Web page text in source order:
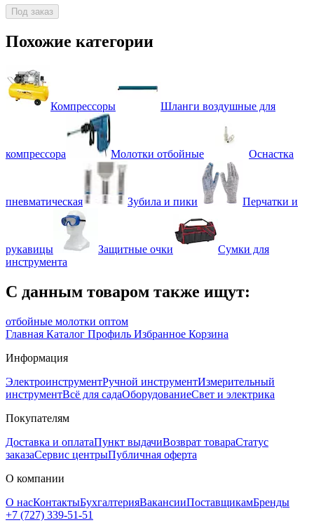
Под заказ
Похожие категории
Компрессоры Шланги воздушные для
компрессора Молотки отбойные Оснастка
пневматическая Зубила и пики Перчатки и
рукавицы Защитные очки
Сумки для
инструмента
С данным товаром также ищут:
отбойные молотки оптом
Главная Каталог Профиль Избранное Корзина
Информация
ЭлектроинструментРучной инструментИзмерительный
инструментВсё для садаОборудованиеСвет и электрика
Покупателям
Доставка и оплатаПункт выдачиВозврат товараСтатус
заказаСервис центрыПубличная оферта
О компании
О насКонтактыБухгалтерияВакансииПоставщикамБренды
+7 (727) 339-51-51